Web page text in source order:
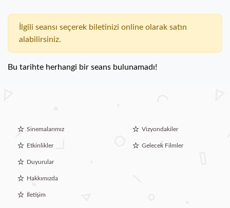
İlgili seansı seçerek biletinizi online olarak satın
alabilirsiniz.
Bu tarihte herhangi bir seans bulunamadı!
Sinemalarımız
Etkinlikler
Duyurular
Hakkımızda
İletişim
Vizyondakiler
Gelecek Filmler